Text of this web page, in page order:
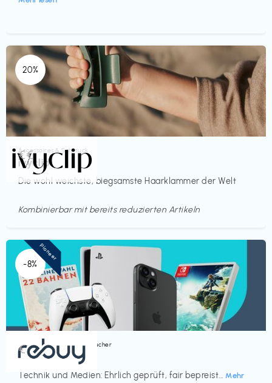
20%
Accessoires & Schmuck
ivyclip
Die wohl weichste, biegsamste Haarklammer der Welt
€€‎
Kombinierbar mit bereits reduzierten Artikeln
-8%
Bücher, Magazine & Hörbücher
rebuy
Technik und Medien: Ehrlich geprüft, fair bepreist... Mehr
€‎
Pioneer